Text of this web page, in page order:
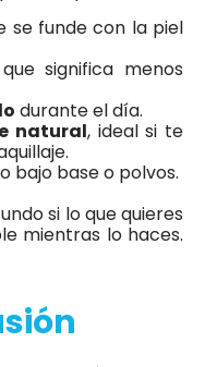
se funde con la piel
significa menos
durante el día.
natural, ideal si te
bajo base o polvos.
si lo que quieres
mientras lo haces.